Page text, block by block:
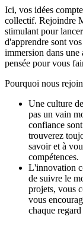
Ici, vos idées
collectif. Rejoindre
stimulant pour
d'apprendre sont
immersion dans une
pensée pour vous
Pourquoi nous
Une culture
pas un vain
confiance
trouverez
savoir et à
compétences.
L'innovation
de suivre le
projets, vous
vous
chaque